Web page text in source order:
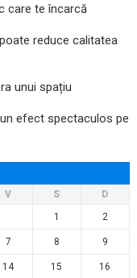
care te încarcă
reduce calitatea
unui spațiu
efect spectaculos pe
V S
D
1
2
7 8 9
14 15 16